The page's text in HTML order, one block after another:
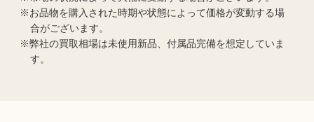
お品物を購入された時期や状態によって価格が変動する場
合がございます。
弊社の買取相場は未使用新品、付属品完備を想定していま
す。